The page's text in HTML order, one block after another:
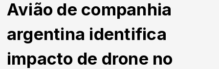
Avião de companhia
argentina identifica
impacto de drone no